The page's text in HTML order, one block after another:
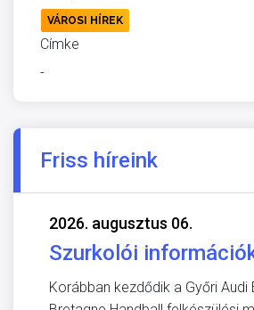
VÁROSI HÍREK
Címke
-
Friss híreink
2026. augusztus 06.
Szurkolói
Korábban kezdődik a Győri Audi